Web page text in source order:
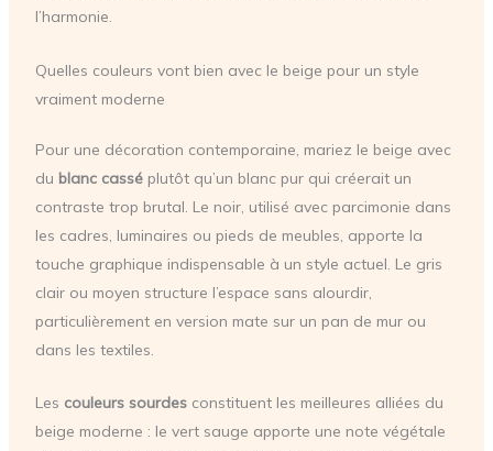
l’harmonie.
Quelles couleurs vont bien avec le beige pour un style
vraiment moderne
Pour une décoration contemporaine, mariez le beige avec
du blanc casséplutôt qu’un blanc pur qui créerait un
contraste trop brutal. Le noir, utilisé avec parcimonie dans
les cadres, luminaires ou pieds de meubles, apporte la
touche graphique indispensable à un style actuel. Le gris
clair ou moyen structure l’espace sans alourdir,
particulièrement en version mate sur un pan de mur ou
dans les textiles.
Les couleurs sourdesconstituent les meilleures alliées du
beige moderne : le vert sauge apporte une note végétale